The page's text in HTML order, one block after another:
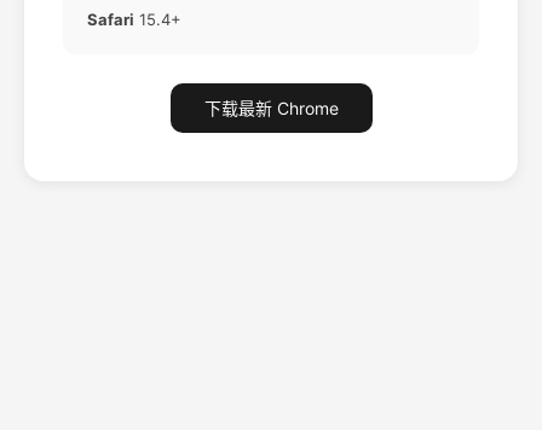
Safari 15.4+
下载最新 Chrome